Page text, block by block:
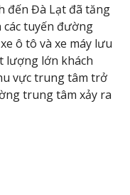
đến Đà Lạt đã tăng
các tuyến đường
ô tô và xe máy lưu
lượng lớn khách
vực trung tâm trở
trung tâm xảy ra